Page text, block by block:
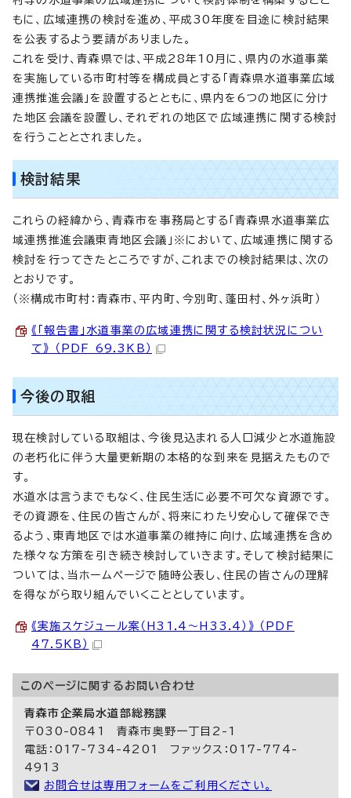
もに、広域連携の検討を進め、平成30年度を目途に検討結果
を公表するよう要請がありました。
これを受け、青森県では、平成28年10月に、県内の水道事業
を実施している市町村等を構成員とする「青森県水道事業広域
連携推進会議」を設置するとともに、県内を6つの地区に分け
た地区会議を設置し、それぞれの地区で広域連携に関する検討
を行うこととされました。
検討結果
これらの経緯から、青森市を事務局とする「青森県水道事業広
域連携推進会議東青地区会議」※において、広域連携に関する
検討を行ってきたところですが、これまでの検討結果は、次の
とおりです。
（※構成市町村：青森市、平内町、今別町、蓬田村、外ヶ浜町）
《「報告書」水道事業の広域連携に関する検討状況につい
て》 （PDF 69.3KB）
今後の取組
現在検討している取組は、今後見込まれる人口減少と水道施設
の老朽化に伴う大量更新期の本格的な到来を見据えたもので
す。
水道水は言うまでもなく、住民生活に必要不可欠な資源です。
その資源を、住民の皆さんが、将来にわたり安心して確保でき
るよう、東青地区では水道事業の維持に向け、広域連携を含め
た様々な方策を引き続き検討していきます。そして検討結果に
ついては、当ホームページで随時公表し、住民の皆さんの理解
を得ながら取り組んでいくこととしています。
《実施スケジュール案（H31.4～H33.4）》 （PDF
47.5KB）
このページに関する お問い合わせ
青森市企業局水道部総務課
〒030-0841 青森市奥野一丁目2-1
電話：017-734-4201 ファックス：017-774-
4913
お問合せは専用フォームをご利用ください。